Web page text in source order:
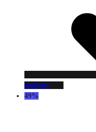
souhaits
49%